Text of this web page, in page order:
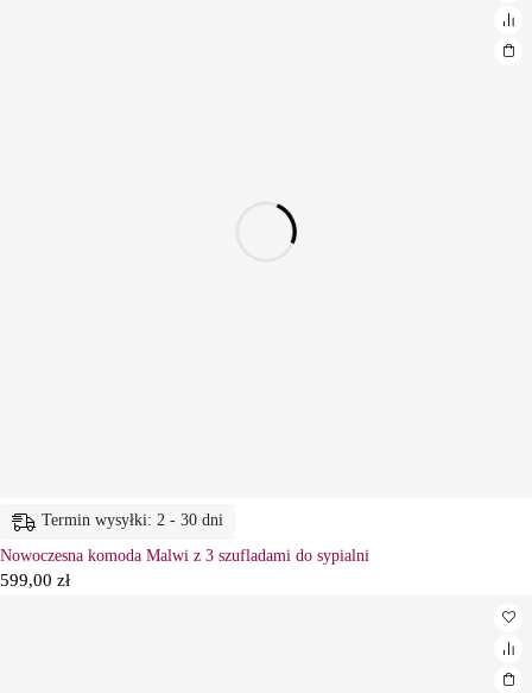
Termin wysyłki: 2 - 30 dni
Nowoczesna komoda Malwi z 3 szufladami do sypialni
599,00 zł